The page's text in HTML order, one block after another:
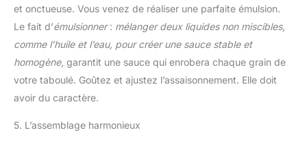
et onctueuse. Vous venez de réaliser une parfaite émulsion.
Le fait d’émulsionner: mélanger deux liquides non miscibles,
comme l’huile et l’eau, pour créer une sauce stable et
homogène, garantit une sauce qui enrobera chaque grain de
votre taboulé. Goûtez et ajustez l’assaisonnement. Elle doit
avoir du caractère.
5. L’assemblage harmonieux